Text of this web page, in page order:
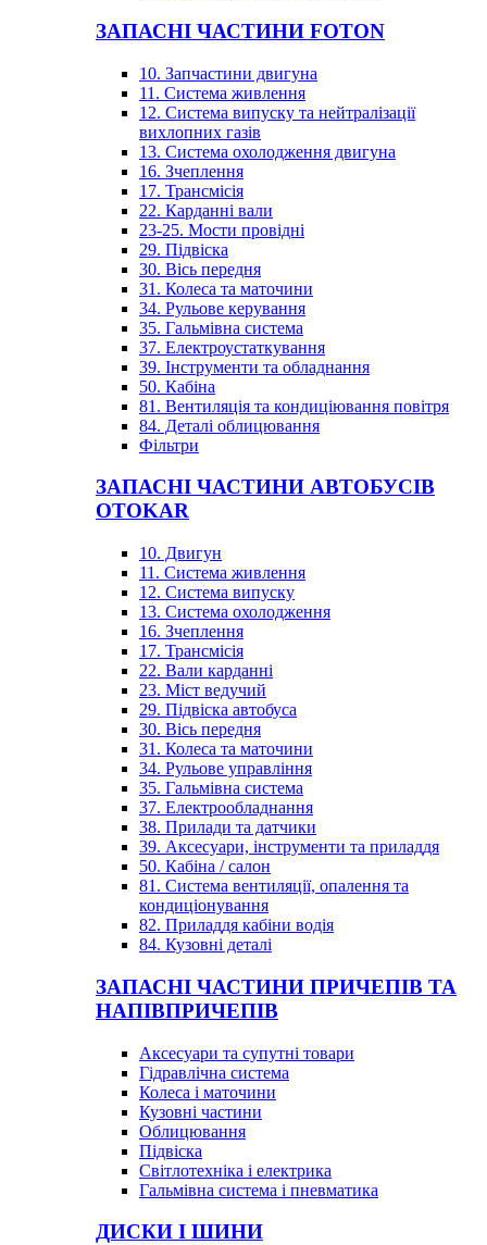
ЗАПАСНІ ЧАСТИНИ FOTON
10. Запчастини двигуна
11. Система живлення
12. Система випуску та нейтралізації
вихлопних газів
13. Система охолодження двигуна
16. Зчеплення
17. Трансмісія
22. Карданні вали
23-25. Мости провідні
29. Підвіска
30. Вісь передня
31. Колеса та маточини
34. Рульове керування
35. Гальмівна система
37. Електроустаткування
39. Інструменти та обладнання
50. Кабіна
81. Вентиляція та кондиціювання повітря
84. Деталі облицювання
Фільтри
ЗАПАСНІ ЧАСТИНИ АВТОБУСІВ
OTOKAR
10. Двигун
11. Система живлення
12. Система випуску
13. Система охолодження
16. Зчеплення
17. Трансмісія
22. Вали карданні
23. Міст ведучий
29. Підвіска автобуса
30. Вісь передня
31. Колеса та маточини
34. Рульове управління
35. Гальмівна система
37. Електрообладнання
38. Прилади та датчики
39. Аксесуари, інструменти та приладдя
50. Кабіна / салон
81. Система вентиляції, опалення та
кондиціонування
82. Приладдя кабіни водія
84. Кузовні деталі
ЗАПАСНІ ЧАСТИНИ ПРИЧЕПІВ ТА
НАПІВПРИЧЕПІВ
Аксесуари та супутні товари
Гідравлічна система
Колеса і маточини
Кузовні частини
Облицювання
Підвіска
Світлотехніка і електрика
Гальмівна система і пневматика
ДИСКИ І ШИНИ